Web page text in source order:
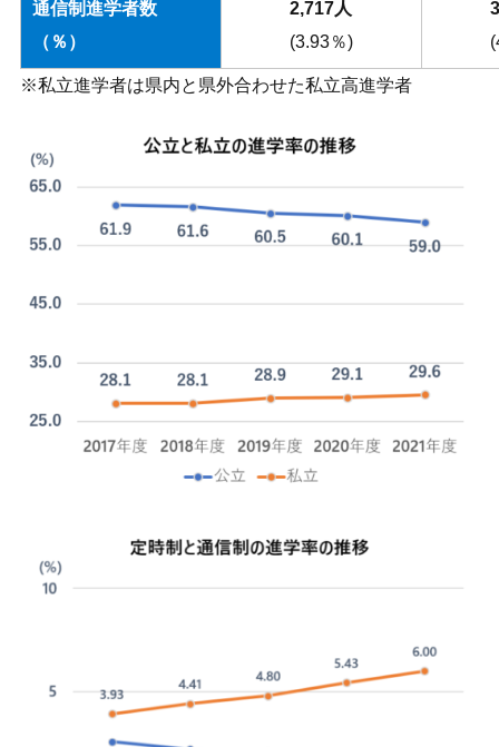
通信制進学者数
（％）
2,717人
(3.93％)
※私立進学者は県内と県外合わせた私立高進学者